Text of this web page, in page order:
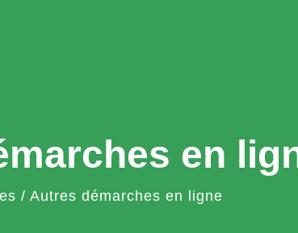
en
/ Autres démarches en ligne